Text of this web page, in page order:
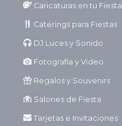
Caricaturas en tu Fiesta
Caterings para Fiestas
DJ Luces y Sonido
Fotografía y Video
Regalos y Souvenirs
Salones de Fiesta
Tarjetas e Invitaciones